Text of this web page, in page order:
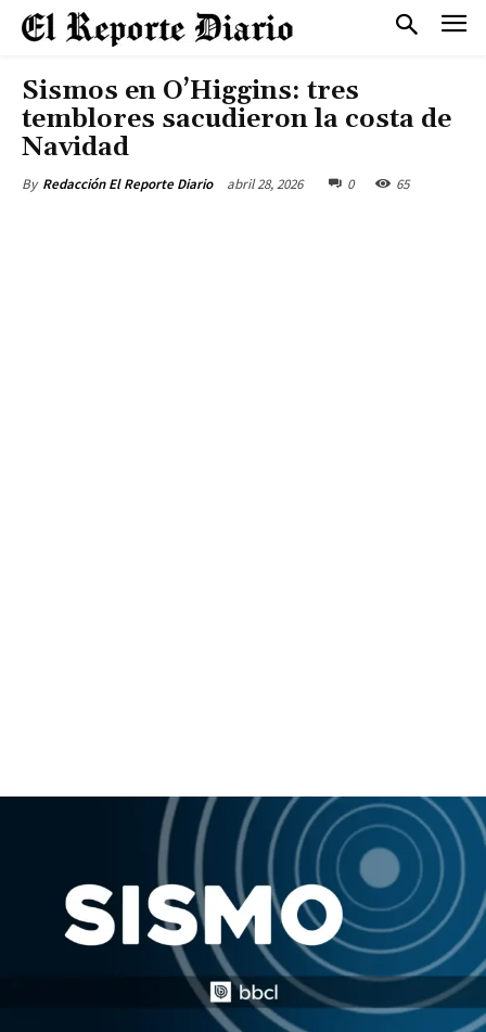
Sismos en O’Higgins: tres
temblores sacudieron la costa de
Navidad
By Redacción El Reporte Diario abril 28, 2026 0 65